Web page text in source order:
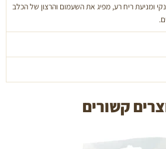
ומניעת ריח רע, מפיג את השעמום והרצון של הכלב
קשורים